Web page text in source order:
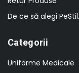
De ce să alegi
Categorii
Uniforme Medicale